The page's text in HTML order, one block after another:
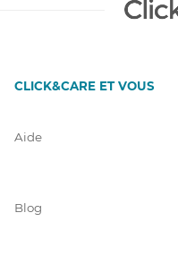
CLICK&CARE ET VOUS
Aide
Blog